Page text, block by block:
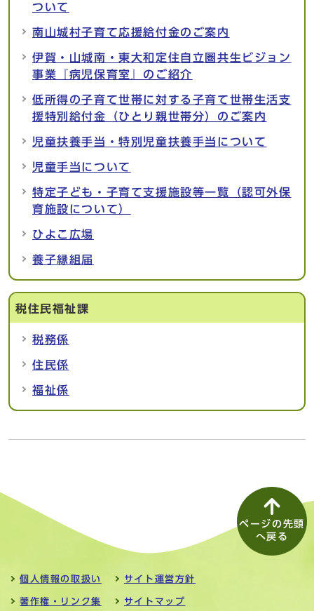
ついて
南山城村子育て応援給付金のご案内
伊賀・山城南・東大和定住自立圏共生ビジョン
事業『病児保育室』のご紹介
低所得の子育て世帯に対する子育て世帯生活支
援特別給付金（ひとり親世帯分）のご案内
児童扶養手当・特別児童扶養手当について
児童手当について
特定子ども・子育て支援施設等一覧（認可外保
育施設について）
ひよこ広場
養子縁組届
税住民福祉課
税務係
住民係
福祉係
ページの先頭
へ戻る
個人情報の取扱い サイト運営方針
著作権・リンク集 サイトマップ